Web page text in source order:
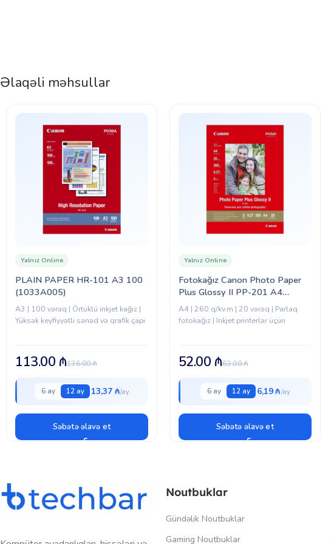
Əlaqəli məhsullar
PLAIN PAPER HR-101 A3 100
(1033A005)
Yalnız Online
A3 | 100 vərəq | Örtüklü inkjet kağız |
Yüksək keyfiyyətli sənəd və qrafik çapı
136.00₼
113.00 ₼
6 ay 12 ay 13,37 ₼
Səbətə əlavə et
Fotokağız Canon Photo Paper
Plus Glossy II PP-201 A4
(2311B019)
Yalnız Online
A4 | 260 q/kv.m | 20 vərəq | Parlaq
fotokağız | Inkjet printerlər üçün
63.00₼
52.00 ₼
6 ay 12 ay 6,19 ₼
Səbətə əlavə et
Noutbuklar
Gündəlik Noutbuklar
Gaming Noutbuklar